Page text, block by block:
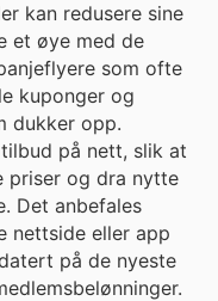
kan redusere sine
et øye med de
som ofte
kuponger og
dukker opp.
på nett, slik at
priser og dra nytte
Det anbefales
nettside eller app
på de nyeste